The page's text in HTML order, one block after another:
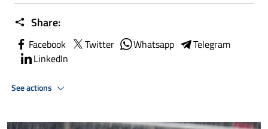
Share:
Facebook Twitter Whatsapp
Telegram
LinkedIn
See actions